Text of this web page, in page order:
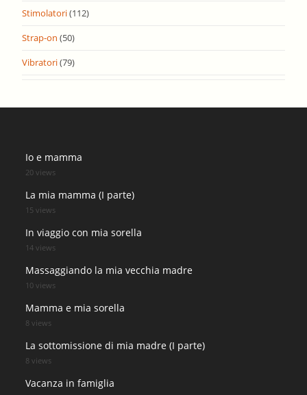
Stimolatori(112)
Strap-on (50)
Vibratori(79)
Io e mamma
20 views
La mia mamma (I parte)
15 views
In viaggio con mia sorella
14 views
Massaggiando la mia vecchia madre
10 views
Mamma e mia sorella
8 views
La sottomissione di mia madre (I parte)
8 views
Vacanza in famiglia